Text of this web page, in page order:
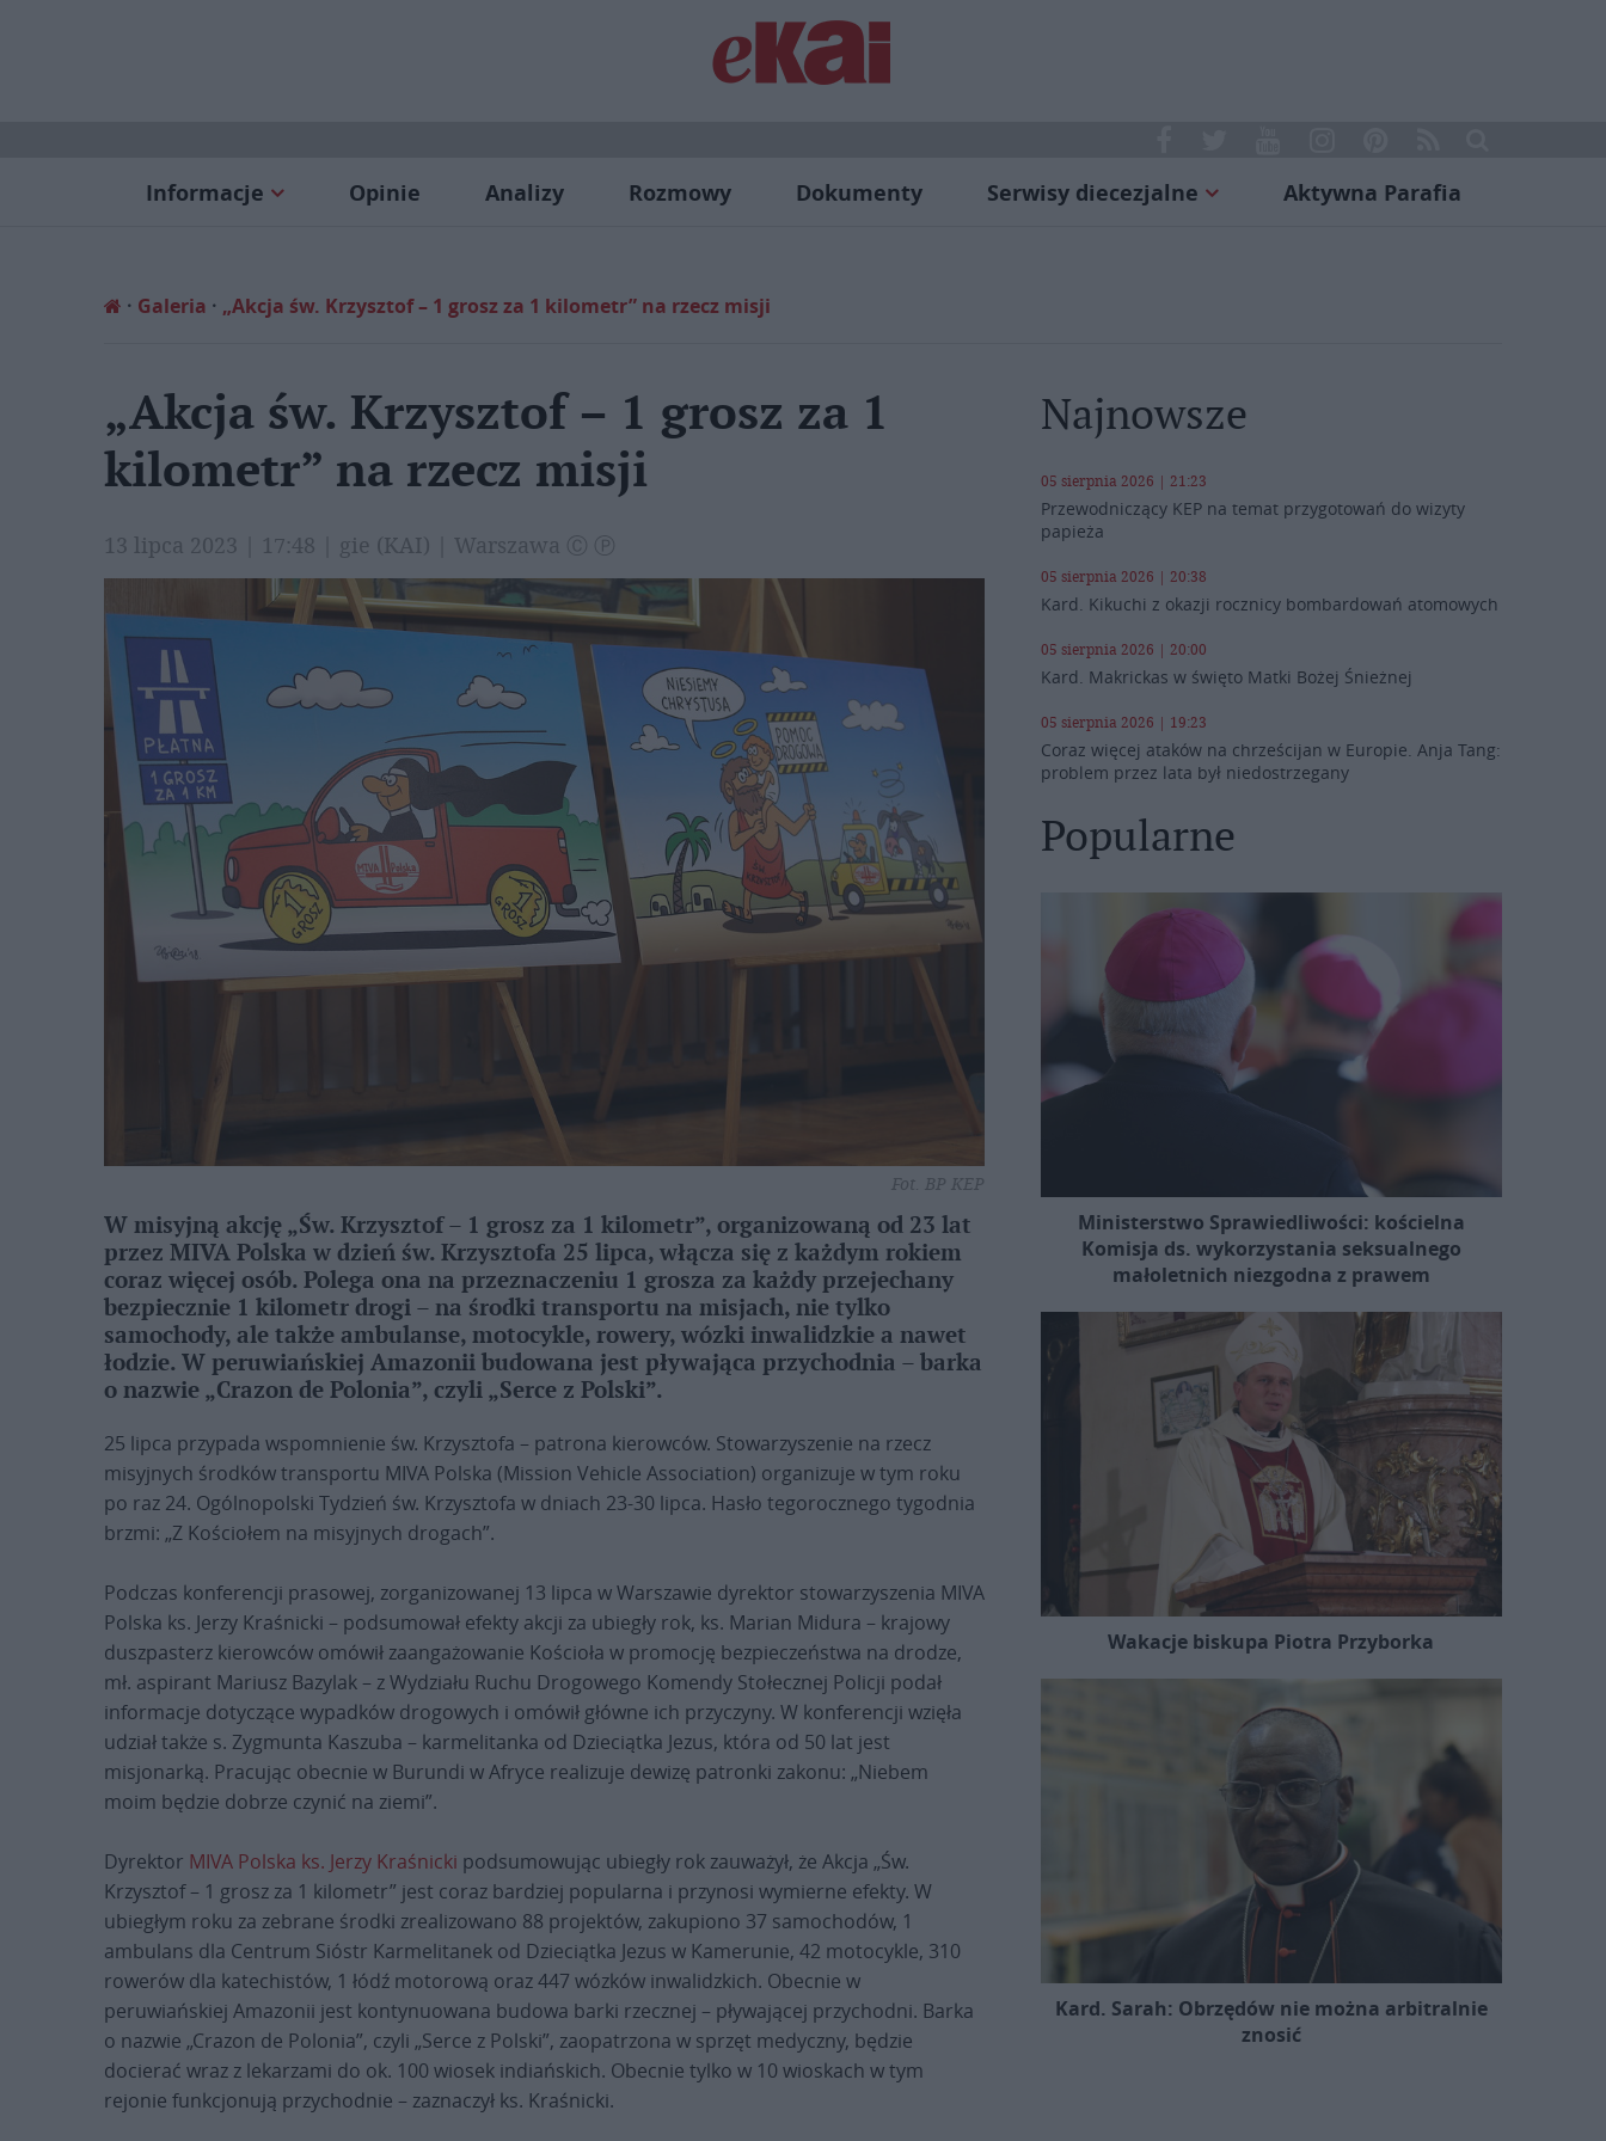
Informacje Opinie Analizy Rozmowy Dokumenty Serwisy diecezjalne Aktywna Parafia
Galeria „Akcja św. Krzysztof – 1 grosz za 1 kilometr” na rzecz misji
„Akcja św. Krzysztof – 1 grosz za 1
kilometr” na rzecz misji
13 lipca 2023 | 17:48 | gie (KAI) | Warszawa Ⓒ Ⓟ
Fot. BP KEP
W misyjną akcję „Św. Krzysztof – 1 grosz za 1 kilometr”, organizowaną od 23 lat
przez MIVA Polska w dzień św. Krzysztofa 25 lipca, włącza się z każdym rokiem
coraz więcej osób. Polega ona na przeznaczeniu 1 grosza za każdy przejechany
bezpiecznie 1 kilometr drogi – na środki transportu na misjach, nie tylko
samochody, ale także ambulanse, motocykle, rowery, wózki inwalidzkie a nawet
łodzie. W peruwiańskiej Amazonii budowana jest pływająca przychodnia – barka
o nazwie „Crazon de Polonia”, czyli „Serce z Polski”.
25 lipca przypada wspomnienie św. Krzysztofa – patrona kierowców. Stowarzyszenie na rzecz
misyjnych środków transportu MIVA Polska (Mission Vehicle Association) organizuje w tym roku
po raz 24. Ogólnopolski Tydzień św. Krzysztofa w dniach 23-30 lipca. Hasło tegorocznego tygodnia
brzmi: „Z Kościołem na misyjnych drogach”.
Podczas konferencji prasowej, zorganizowanej 13 lipca w Warszawie dyrektor stowarzyszenia MIVA
Polska ks. Jerzy Kraśnicki – podsumował efekty akcji za ubiegły rok, ks. Marian Midura – krajowy
duszpasterz kierowców omówił zaangażowanie Kościoła w promocję bezpieczeństwa na drodze,
mł. aspirant Mariusz Bazylak – z Wydziału Ruchu Drogowego Komendy Stołecznej Policji podał
informacje dotyczące wypadków drogowych i omówił główne ich przyczyny. W konferencji wzięła
udział także s. Zygmunta Kaszuba – karmelitanka od Dzieciątka Jezus, która od 50 lat jest
misjonarką. Pracując obecnie w Burundi w Afryce realizuje dewizę patronki zakonu: „Niebem
moim będzie dobrze czynić na ziemi”.
Dyrektor MIVA Polska ks. Jerzy Kraśnicki podsumowując ubiegły rok zauważył, że Akcja „Św.
Krzysztof – 1 grosz za 1 kilometr” jest coraz bardziej popularna i przynosi wymierne efekty. W
ubiegłym roku za zebrane środki zrealizowano 88 projektów, zakupiono 37 samochodów, 1
ambulans dla Centrum Sióstr Karmelitanek od Dzieciątka Jezus w Kamerunie, 42 motocykle, 310
rowerów dla katechistów, 1 łódź motorową oraz 447 wózków inwalidzkich. Obecnie w
peruwiańskiej Amazonii jest kontynuowana budowa barki rzecznej – pływającej przychodni. Barka
o nazwie „Crazon de Polonia”, czyli „Serce z Polski”, zaopatrzona w sprzęt medyczny, będzie
docierać wraz z lekarzami do ok. 100 wiosek indiańskich. Obecnie tylko w 10 wioskach w tym
rejonie funkcjonują przychodnie – zaznaczył ks. Kraśnicki.
Najnowsze
05 sierpnia 2026 | 21:23
Przewodniczący KEP na temat przygotowań do wizyty
papieża
05 sierpnia 2026 | 20:38
Kard. Kikuchi z okazji rocznicy bombardowań atomowych
05 sierpnia 2026 | 20:00
Kard. Makrickas w święto Matki Bożej Śnieżnej
05 sierpnia 2026 | 19:23
Coraz więcej ataków na chrześcijan w Europie. Anja Tang:
problem przez lata był niedostrzegany
Popularne
Ministerstwo Sprawiedliwości: kościelna
Komisja ds. wykorzystania seksualnego
małoletnich niezgodna z prawem
Wakacje biskupa Piotra Przyborka
Kard. Sarah: Obrzędów nie można arbitralnie
znosić